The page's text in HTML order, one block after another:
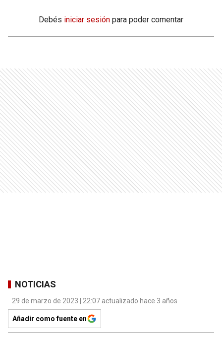
Debés iniciar sesión para poder comentar
NOTICIAS
29 de marzo de 2023 | 22:07 actualizado hace 3 años
Añadir como fuente en